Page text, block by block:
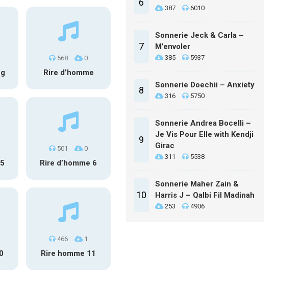
568 0
Rire d’homme
501 0
Rire d’homme 6
466 1
Rire homme 11
6
387 6010
7
Sonnerie Jeck & Carla –
M’envoler
385 5937
8 Sonnerie Doechii – Anxiety
316 5750
9
Sonnerie Andrea Bocelli –
Je Vis Pour Elle with Kendji
Girac
311 5538
10
Sonnerie Maher Zain &
Harris J – Qalbi Fil Madinah
253 4906